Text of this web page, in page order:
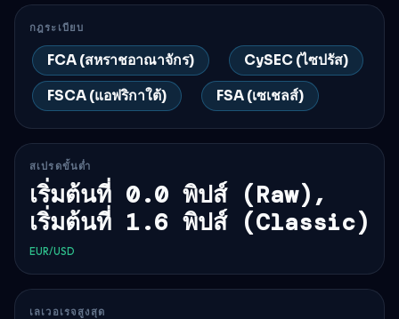
กฎระเบียบ
FCA (สหราชอาณาจักร)
CySEC (ไซปรัส)
FSCA (แอฟริกาใต้)
FSA (เซเชลส์)
สเปรดขั้นต่ำ
เริ่มต้นที่ 0.0 พิปส์ (Raw),
เริ่มต้นที่ 1.6 พิปส์ (Classic)
EUR/USD
เลเวอเรจสูงสุด